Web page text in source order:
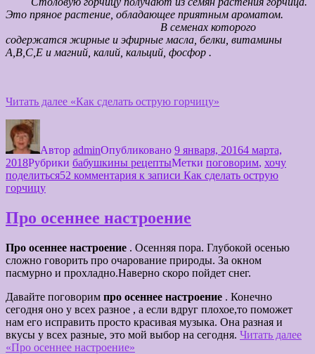
Это пряное растение, обладающее приятным ароматом.
В семенах которого
содержатся жирные и эфирные масла, белки, витамины
А,B,C,E и магний, калий, кальций, фосфор .
Читать далее «Как сделать острую горчицу»
Автор adminОпубликовано 9 января, 20164 марта,
2018Рубрики бабушкины рецептыМетки поговорим, хочу
поделиться52 комментария к записи Как сделать острую
горчицу
Про осеннее настроение
Про осеннее настроение . Осенняя пора. Глубокой осенью
сложно говорить про очарование природы. За окном
пасмурно и прохладно.Наверно скоро пойдет снег.
Давайте поговорим про осеннее настроение . Конечно
сегодня оно у всех разное , а если вдруг плохое,то поможет
нам его исправить просто красивая музыка. Она разная и
вкусы у всех разные, это мой выбор на сегодня. Читать далее
«Про осеннее настроение»